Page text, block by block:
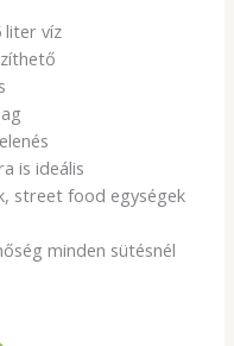
liter víz
is ideális
street food egységek
minden sütésnél